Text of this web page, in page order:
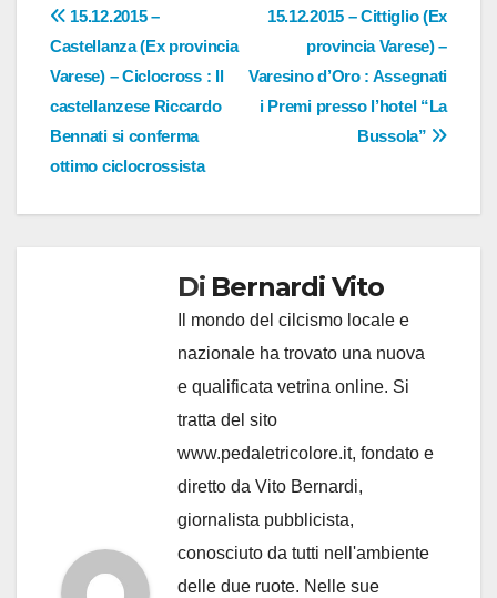
Navigazione
articoli
15.12.2015 – Cittiglio (Ex
provincia Varese) –
Varesino d’Oro : Assegnati
i Premi presso l’hotel “La
Bussola”
15.12.2015 –
Castellanza (Ex provincia
Varese) – Ciclocross : Il
castellanzese Riccardo
Bennati si conferma
ottimo ciclocrossista
Di Bernardi Vito
Il mondo del cilcismo locale e
nazionale ha trovato una nuova
e qualificata vetrina online. Si
tratta del sito
www.pedaletricolore.it, fondato e
diretto da Vito Bernardi,
giornalista pubblicista,
conosciuto da tutti nell'ambiente
delle due ruote. Nelle sue